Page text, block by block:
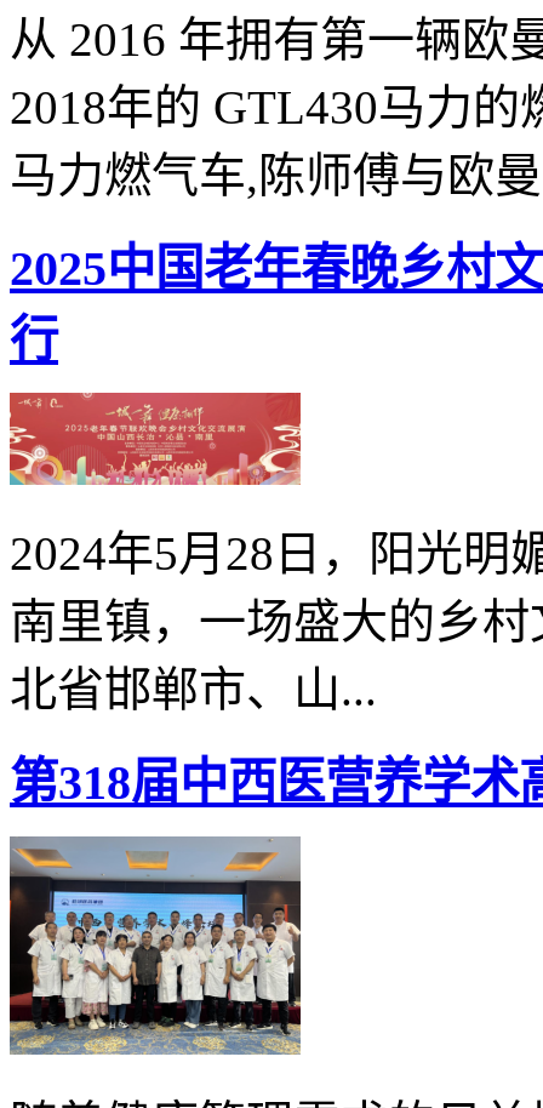
从 2016 年拥有第一辆欧
2018年的 GTL430马力
马力燃气车,陈师傅与欧
2025中国老年春晚乡村
行
2024年5月28日，阳光明
南里镇，一场盛大的乡
北省邯郸市、山...
第318届中西医营养学